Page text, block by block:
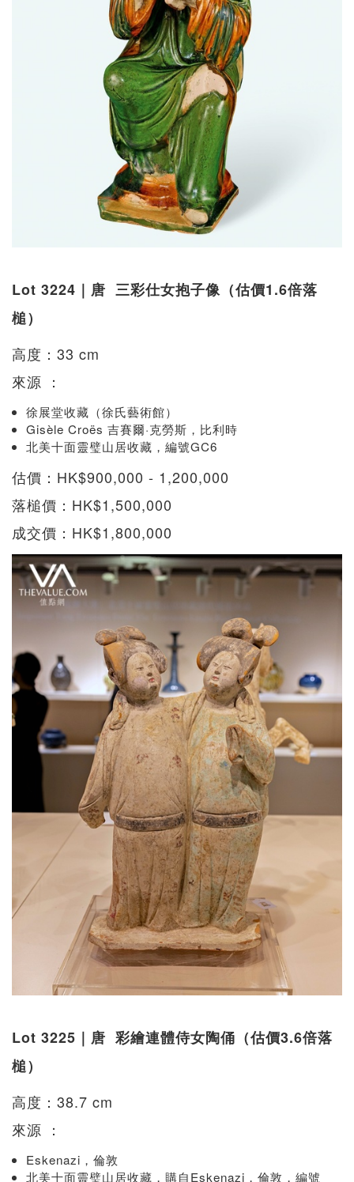
Lot 3224｜唐 三彩仕女抱子像（估價1.6倍落
槌）
高度：33 cm
來源 ：
徐展堂收藏（徐氏藝術館）
Gisèle Croës 吉賽爾·克勞斯，比利時
北美十面靈璧山居收藏，編號GC6
估價：HK$900,000 - 1,200,000
落槌價：HK$1,500,000
成交價：HK$1,800,000
Lot 3225｜唐 彩繪連體侍女陶俑（估價3.6倍落
槌）
高度：38.7 cm
來源 ：
Eskenazi，倫敦
北美十面靈璧山居收藏，購自Eskenazi，倫敦，編號